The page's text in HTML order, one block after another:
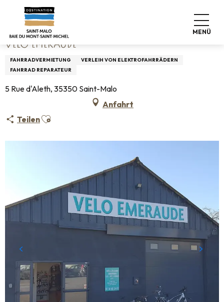
contenu
principal
MENÜ
Startseite
VÉLO ÉMERAUDE
FAHRRADVERMIETUNG
VERLEIH VON ELEKTROFAHRRÄDERN
FAHRRAD REPARATEUR
5 Rue d'Aleth, 35350 Saint-Malo
Anfahrt
TeilenAjouter aux favoris